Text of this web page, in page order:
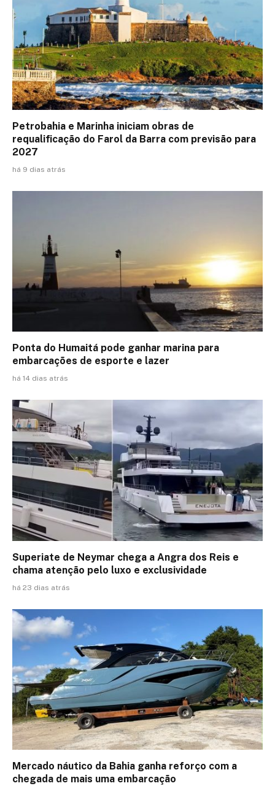
Petrobahia e Marinha iniciam obras de
requalificação do Farol da Barra com previsão para
2027
há 9 dias atrás
Ponta do Humaitá pode ganhar marina para
embarcações de esporte e lazer
há 14 dias atrás
Superiate de Neymar chega a Angra dos Reis e
chama atenção pelo luxo e exclusividade
há 23 dias atrás
Mercado náutico da Bahia ganha reforço com a
chegada de mais uma embarcação